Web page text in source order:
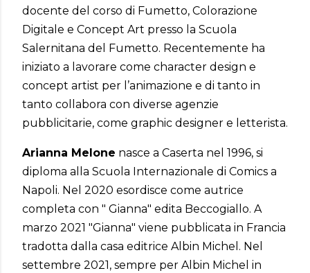
docente del corso di Fumetto, Colorazione
Digitale e Concept Art presso la Scuola
Salernitana del Fumetto. Recentemente ha
iniziato a lavorare come character design e
concept artist per l’animazione e di tanto in
tanto collabora con diverse agenzie
pubblicitarie, come graphic designer e letterista.
Arianna Melone nasce a Caserta nel 1996, si
diploma alla Scuola Internazionale di Comics a
Napoli. Nel 2020 esordisce come autrice
completa con " Gianna" edita Beccogiallo. A
marzo 2021 "Gianna" viene pubblicata in Francia
tradotta dalla casa editrice Albin Michel. Nel
settembre 2021, sempre per Albin Michel in